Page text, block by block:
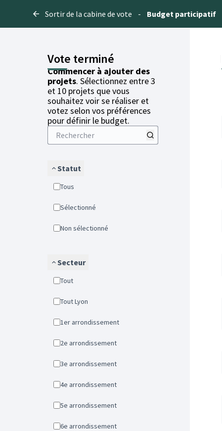
Sortir de la cabine de vote - Budget participatif
Vote terminé
Commencer à ajouter des
projets. Sélectionnez entre 3
et 10 projets que vous
souhaitez voir se réaliser et
votez selon vos préférences
pour définir le budget.
Statut
Tous
Sélectionné
Non sélectionné
Secteur
Tout
Tout Lyon
1er arrondissement
2e arrondissement
3e arrondissement
4e arrondissement
5e arrondissement
6e arrondissement